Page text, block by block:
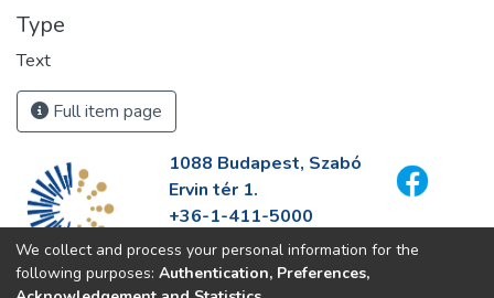
Type
Text
Full item page
1088 Budapest, Szabó
Ervin tér 1.
+36-1-411-5000
info@fszek.hu
https://fszek.hu
We collect and process your personal information for the
following purposes: Authentication, Preferences,